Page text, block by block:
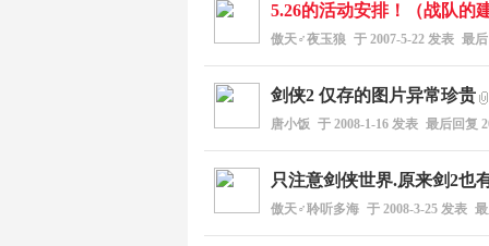
5.26的活动安排！（战队的
傲天♂夜玉狼 于 2007-5-22 发表 最
剑侠2 仅存的图片异常珍贵
唐小饭 于 2008-1-16 发表 最后回复
只注意剑侠世界.原来剑2也
傲天♂聆听多海 于 2008-3-25 发表